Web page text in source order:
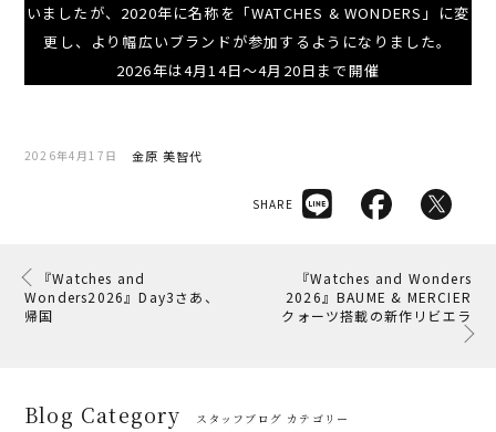
いましたが、2020年に名称を「WATCHES & WONDERS」に変
更し、より幅広いブランドが参加するようになりました。
2026年は4月14日～4月20日まで開催
2026年4月17日 金原 美智代
SHARE
『Watches and
Wonders2026』Day3さあ、
帰国
『Watches and Wonders
2026』BAUME & MERCIER
クォーツ搭載の新作リビエラ
Blog Category スタッフブログ カテゴリー